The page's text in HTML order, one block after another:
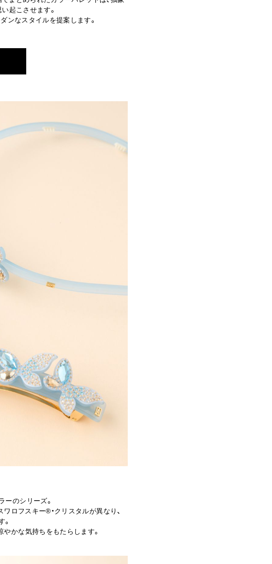
起こさせます。
ンなスタイルを提案します。
のシリーズ。
ロフスキー®・クリスタルが異なり、
かな気持ちをもたらします。